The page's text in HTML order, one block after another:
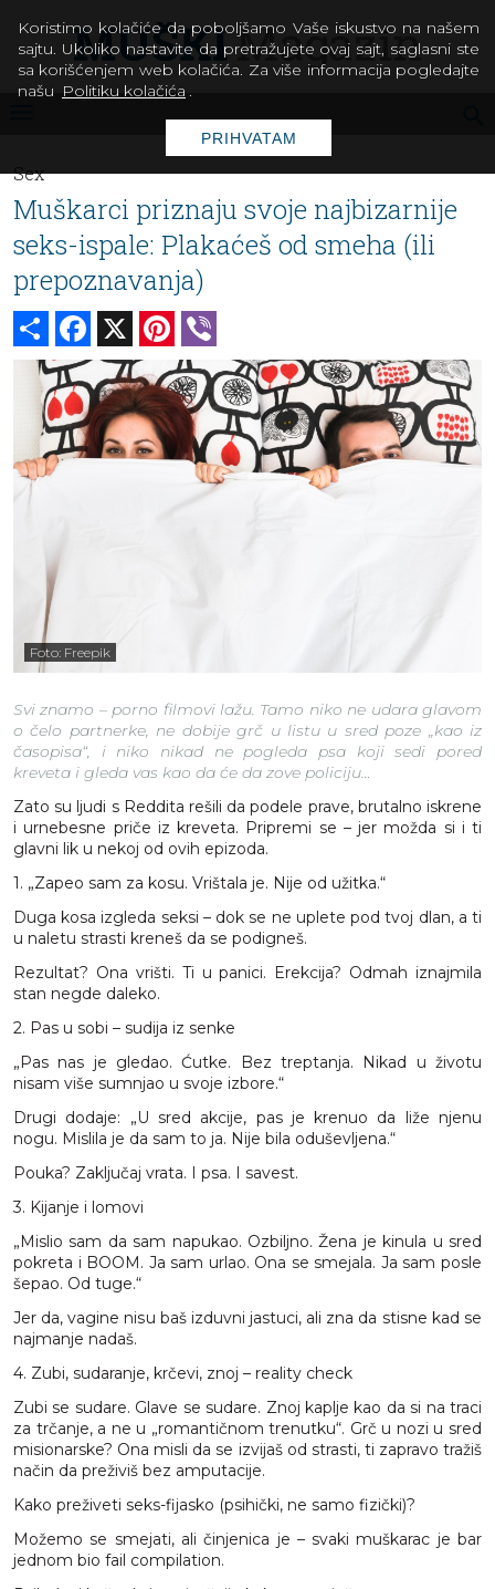
Sex
Muškarci priznaju svoje najbizarnije
seks-ispale: Plakaćeš od smeha (ili
prepoznavanja)
Share Facebook Pinterest
Foto: Freepik
Svi znamo – porno filmovi lažu. Tamo niko ne udara glavom
o čelo partnerke, ne dobije grč u listu u sred poze „kao iz
časopisa“, i niko nikad ne pogleda psa koji sedi pored
kreveta i gleda vas kao da će da zove policiju…
Zato su ljudi s Reddita rešili da podele prave, brutalno iskrene
i urnebesne priče iz kreveta. Pripremi se – jer možda si i ti
glavni lik u nekoj od ovih epizoda.
1. „Zapeo sam za kosu. Vrištala je. Nije od užitka.“
Duga kosa izgleda seksi – dok se ne uplete pod tvoj dlan, a ti
u naletu strasti kreneš da se podigneš.
Rezultat? Ona vrišti. Ti u panici. Erekcija? Odmah iznajmila
stan negde daleko.
2. Pas u sobi – sudija iz senke
„Pas nas je gledao. Ćutke. Bez treptanja. Nikad u životu
nisam više sumnjao u svoje izbore.“
Drugi dodaje: „U sred akcije, pas je krenuo da liže njenu
nogu. Mislila je da sam to ja. Nije bila oduševljena.“
Pouka? Zaključaj vrata. I psa. I savest.
3. Kijanje i lomovi
„Mislio sam da sam napukao. Ozbiljno. Žena je kinula u sred
pokreta i BOOM. Ja sam urlao. Ona se smejala. Ja sam posle
šepao. Od tuge.“
Jer da, vagine nisu baš izduvni jastuci, ali zna da stisne kad se
najmanje nadaš.
4. Zubi, sudaranje, krčevi, znoj – reality check
Zubi se sudare. Glave se sudare. Znoj kaplje kao da si na traci
za trčanje, a ne u „romantičnom trenutku“. Grč u nozi u sred
misionarske? Ona misli da se izvijaš od strasti, ti zapravo tražiš
način da preživiš bez amputacije.
Kako preživeti seks-fijasko (psihički, ne samo fizički)?
Možemo se smejati, ali činjenica je – svaki muškarac je bar
jednom bio fail compilation.
Koristimo kolačiće da poboljšamo Vaše iskustvo na našem
sajtu. Ukoliko nastavite da pretražujete ovaj sajt, saglasni ste
sa korišćenjem web kolačića. Za više informacija pogledajte
našu Politiku kolačića .
PRIHVATAM